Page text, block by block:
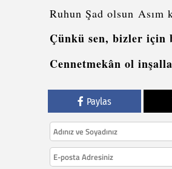
Ruhun Şad olsun Asım
Çünkü sen, bizler için
Cennetmekân ol
Paylas